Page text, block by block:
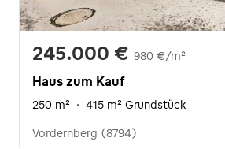
245.000 € 980 €/m²
Haus zum Kauf
250 m² · 415 m² Grundstück
Vordernberg (8794)